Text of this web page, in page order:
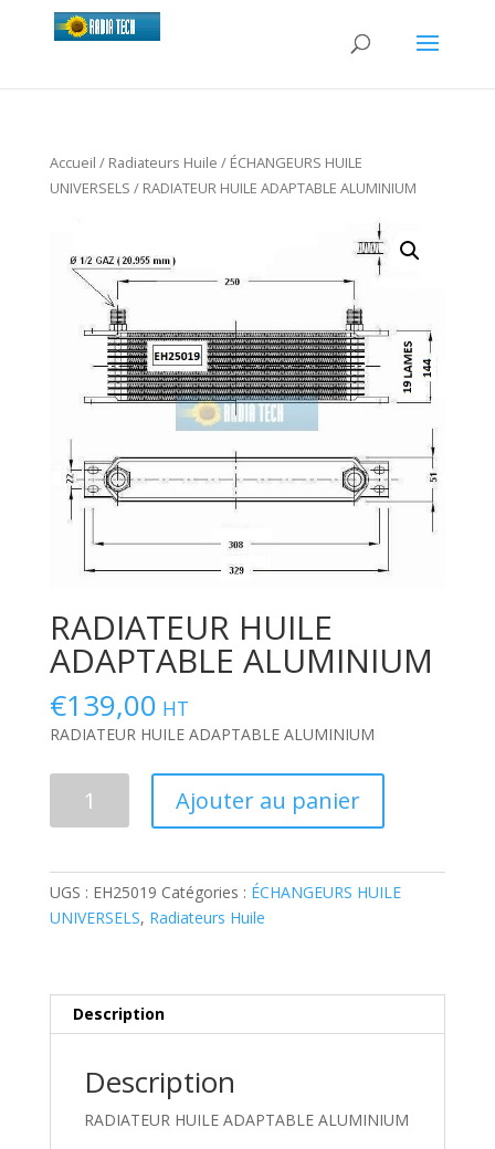
Accueil / Radiateurs Huile / ÉCHANGEURS HUILE
UNIVERSELS / RADIATEUR HUILE ADAPTABLE ALUMINIUM
RADIATEUR HUILE
ADAPTABLE ALUMINIUM
€139,00 HT
RADIATEUR HUILE ADAPTABLE ALUMINIUM
ADAPTABLE
ALUMINIUM
Ajouter au panier
UGS : EH25019 Catégories : ÉCHANGEURS HUILE
UNIVERSELS, Radiateurs Huile
Description
Description
RADIATEUR HUILE ADAPTABLE ALUMINIUM